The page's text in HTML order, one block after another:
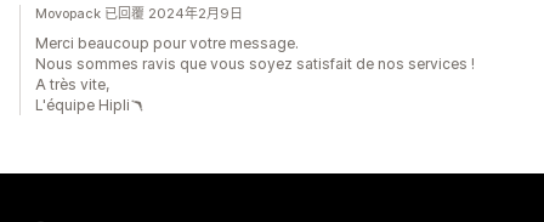
Movopack 已回覆 2024年2月9日
Merci beaucoup pour votre message.
Nous sommes ravis que vous soyez satisfait de nos services !
A très vite,
L'équipe Hipli🪃